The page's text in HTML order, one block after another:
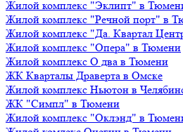
Жилой комплекс "Эклипт" в
Жилой комплекс "Речной порт" в
Жилой комплекс "Да. Квартал
Жилой комплекс "Опера" в Тюмени
Жилой комплекс О два в Тюмени
ЖК Кварталы Драверта в Омске
Жилой комплекс Ньютон в
ЖК "Симпл" в Тюмени
Жилой комплекс "Оклэнд" в